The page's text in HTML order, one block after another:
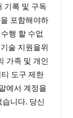
기록 및 구독
포함해야하
행 할 수없
술 지원을위
가족 및 개인
도구 제한
에서 계정을
니다. 당신